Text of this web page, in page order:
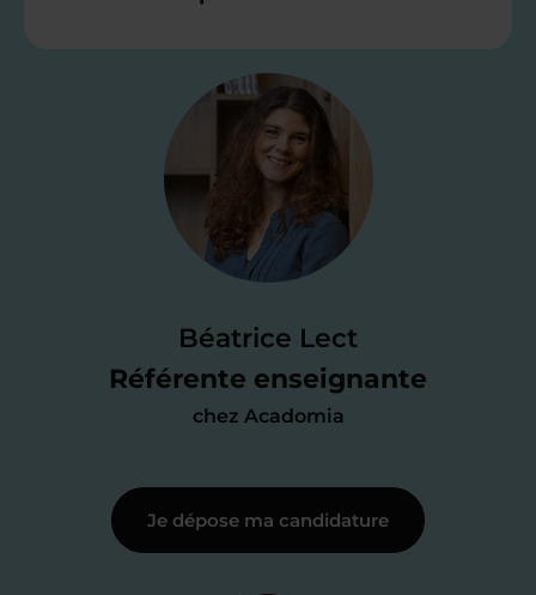
Béatrice Lect
Référente enseignante
chez Acadomia
Je valide ma
candidature
test de 15 minutes
des programmes scolaires(et pouvoir
me mettre à jour au besoin) et
j’échange en direct avec un chargé de
Étape 3
Je dépose ma candidature